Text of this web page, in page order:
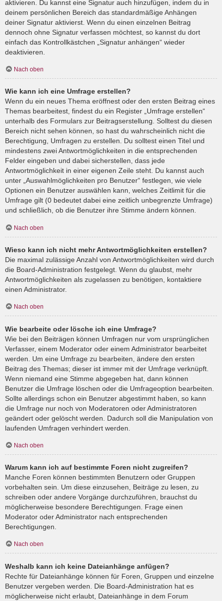
aktivieren. Du kannst eine Signatur auch hinzufügen, indem du in
deinem persönlichen Bereich das standardmäßige Anhängen
deiner Signatur aktivierst. Wenn du einen einzelnen Beitrag
dennoch ohne Signatur verfassen möchtest, so kannst du dort
einfach das Kontrollkästchen „Signatur anhängen“ wieder
deaktivieren.
Nach oben
Wie kann ich eine Umfrage erstellen?
Wenn du ein neues Thema eröffnest oder den ersten Beitrag eines
Themas bearbeitest, findest du ein Register „Umfrage erstellen“
unterhalb des Formulars zur Beitragserstellung. Solltest du diesen
Bereich nicht sehen können, so hast du wahrscheinlich nicht die
Berechtigung, Umfragen zu erstellen. Du solltest einen Titel und
mindestens zwei Antwortmöglichkeiten in die entsprechenden
Felder eingeben und dabei sicherstellen, dass jede
Antwortmöglichkeit in einer eigenen Zeile steht. Du kannst auch
unter „Auswahlmöglichkeiten pro Benutzer“ festlegen, wie viele
Optionen ein Benutzer auswählen kann, welches Zeitlimit für die
Umfrage gilt (0 bedeutet dabei eine zeitlich unbegrenzte Umfrage)
und schließlich, ob die Benutzer ihre Stimme ändern können.
Nach oben
Wieso kann ich nicht mehr Antwortmöglichkeiten erstellen?
Die maximal zulässige Anzahl von Antwortmöglichkeiten wird durch
die Board-Administration festgelegt. Wenn du glaubst, mehr
Antwortmöglichkeiten als zugelassen zu benötigen, kontaktiere
einen Administrator.
Nach oben
Wie bearbeite oder lösche ich eine Umfrage?
Wie bei den Beiträgen können Umfragen nur vom ursprünglichen
Verfasser, einem Moderator oder einem Administrator bearbeitet
werden. Um eine Umfrage zu bearbeiten, ändere den ersten
Beitrag des Themas; dieser ist immer mit der Umfrage verknüpft.
Wenn niemand eine Stimme abgegeben hat, dann können
Benutzer die Umfrage löschen oder die Umfrageoption bearbeiten.
Sollte allerdings schon ein Benutzer abgestimmt haben, so kann
die Umfrage nur noch von Moderatoren oder Administratoren
geändert oder gelöscht werden. Dadurch soll die Manipulation von
laufenden Umfragen verhindert werden.
Nach oben
Warum kann ich auf bestimmte Foren nicht zugreifen?
Manche Foren können bestimmten Benutzern oder Gruppen
vorbehalten sein. Um diese einzusehen, Beiträge zu lesen, zu
schreiben oder andere Vorgänge durchzuführen, brauchst du
möglicherweise besondere Berechtigungen. Frage einen
Moderator oder Administrator nach entsprechenden
Berechtigungen.
Nach oben
Weshalb kann ich keine Dateianhänge anfügen?
Rechte für Dateianhänge können für Foren, Gruppen und einzelne
Benutzer vergeben werden. Die Board-Administration hat es
möglicherweise nicht erlaubt, Dateianhänge in dem Forum